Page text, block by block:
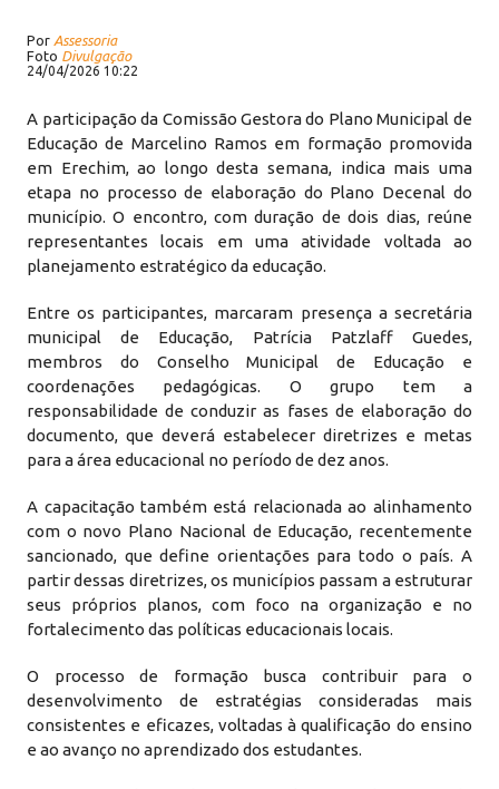
Por Assessoria
Foto Divulgação
24/04/2026 10:22
A participação da Comissão Gestora do Plano Municipal de
Educação de Marcelino Ramos em formação promovida
em Erechim, ao longo desta semana, indica mais uma
etapa no processo de elaboração do Plano Decenal do
município. O encontro, com duração de dois dias, reúne
representantes locais em uma atividade voltada ao
planejamento estratégico da educação.
Entre os participantes, marcaram presença a secretária
municipal de Educação, Patrícia Patzlaff Guedes,
membros do Conselho Municipal de Educação e
coordenações pedagógicas. O grupo tem a
responsabilidade de conduzir as fases de elaboração do
documento, que deverá estabelecer diretrizes e metas
para a área educacional no período de dez anos.
A capacitação também está relacionada ao alinhamento
com o novo Plano Nacional de Educação, recentemente
sancionado, que define orientações para todo o país. A
partir dessas diretrizes, os municípios passam a estruturar
seus próprios planos, com foco na organização e no
fortalecimento das políticas educacionais locais.
O processo de formação busca contribuir para o
desenvolvimento de estratégias consideradas mais
consistentes e eficazes, voltadas à qualificação do ensino
e ao avanço no aprendizado dos estudantes.